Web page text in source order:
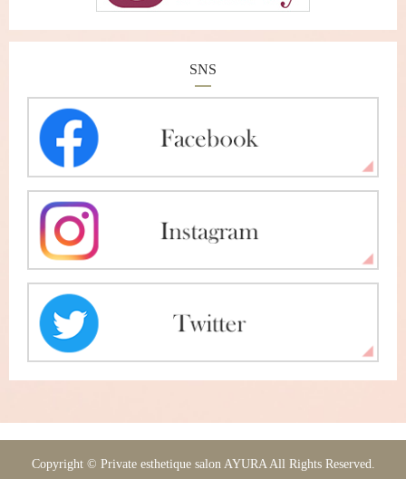
SNS
Copyright © Private esthetique salon AYURA All Rights Reserved.